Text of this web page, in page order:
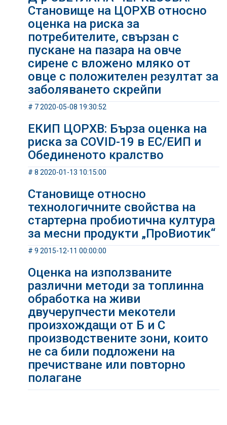
Становище на ЦОРХВ относно
оценка на риска за
потребителите, свързан с
пускане на пазара на овче
сирене с вложено мляко от
овце с положителен резултат за
заболяването скрейпи
# 7 2020-05-08 19:30:52
ЕКИП ЦОРХВ: Бърза оценка на
риска за COVID-19 в ЕС/ЕИП и
Обединеното кралство
# 8 2020-01-13 10:15:00
Становище относно
технологичните свойства на
стартерна пробиотична култура
за месни продукти „ПроВиотик“
# 9 2015-12-11 00:00:00
Оценка на използваните
различни методи за топлинна
обработка на живи
двучерупчести мекотели
произхождащи от Б и С
производствените зони, които
не са били подложени на
пречистване или повторно
полагане